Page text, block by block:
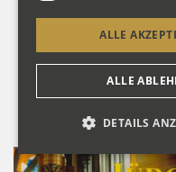
CHF 15.00
ALLE
ALLE
DETAILS